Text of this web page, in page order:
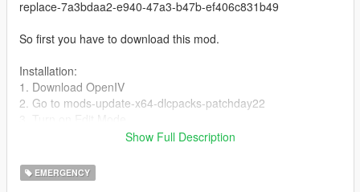
replace-7a3bdaa2-e940-47a3-b47b-ef406c831b49
So first you have to download this mod.
Installation:
1. Download OpenIV
2. Go to mods-update-x64-dlcpacks-patchday22
4. Now drag and drop my ytd files inside patchday22
Known Bugs:
-lnothing known
Show Full Description
EMERGENCY